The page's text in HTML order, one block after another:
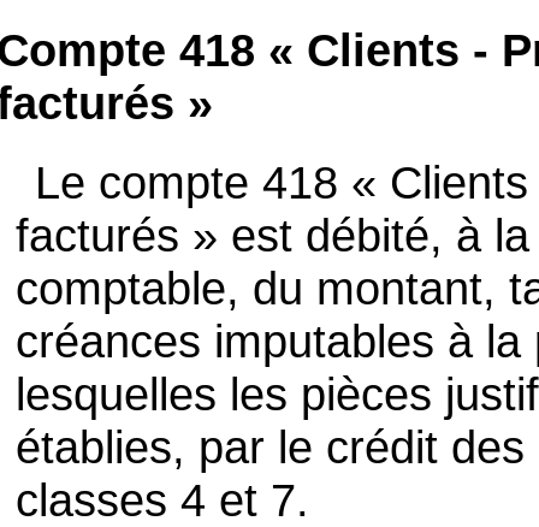
418 « Clients -
»
Le compte 418 «
facturés » est débité, à
comptable, du montant,
créances imputables à
lesquelles les pièces
établies, par le crédit
classes 4 et 7.